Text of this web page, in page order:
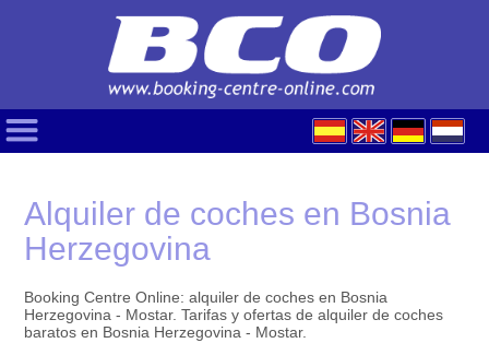
Alquiler de coches en Bosnia
Herzegovina
Booking Centre Online: alquiler de coches en Bosnia
Herzegovina - Mostar. Tarifas y ofertas de alquiler de coches
baratos en Bosnia Herzegovina - Mostar.